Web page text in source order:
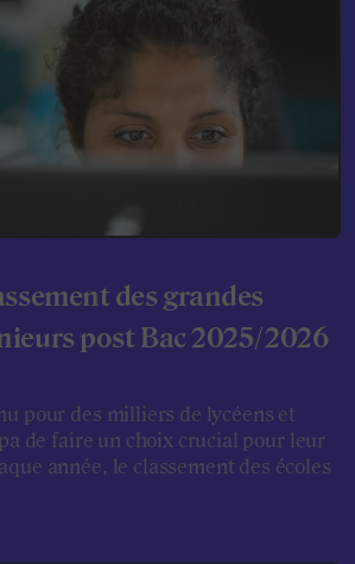
des grandes
post Bac 2025/2026
pour des milliers de lycéens et
de faire un choix crucial pour leur
année, le classement des écoles